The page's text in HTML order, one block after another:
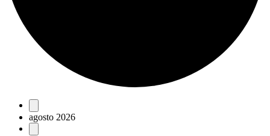
Eventos
agosto 2026